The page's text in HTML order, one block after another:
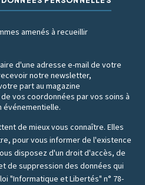
amenés à recueillir
d'une adresse e-mail de votre
notre newsletter,
part au magazine
vos coordonnées par vos soins à
événementielle.
de mieux vous connaître. Elles
pour vous informer de l'existence
disposez d'un droit d'accès, de
de suppression des données qui
"Informatique et Libertés" n° 78-